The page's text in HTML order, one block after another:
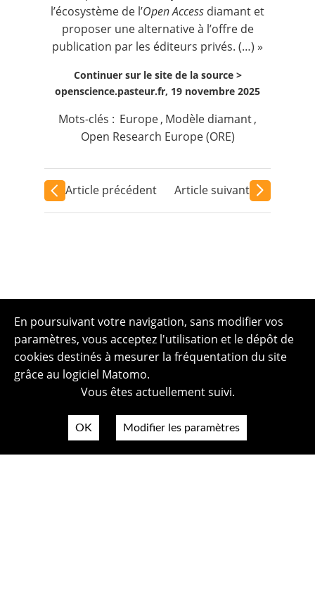
l’écosystème de l’Open Access diamant et
proposer une alternative à l’offre de
publication par les éditeurs privés. (…) »
Continuer sur le site de la source >
openscience.pasteur.fr, 19 novembre 2025
Mots-clés : Europe, Modèle diamant,
Open Research Europe (ORE)
Article précédent Article suivant
En poursuivant votre navigation, sans modifier vos
paramètres, vous acceptez l'utilisation et le dépôt de
cookies destinés à mesurer la fréquentation du site
grâce au logiciel Matomo.
Vous êtes actuellement suivi.
OK Modifier les paramètres